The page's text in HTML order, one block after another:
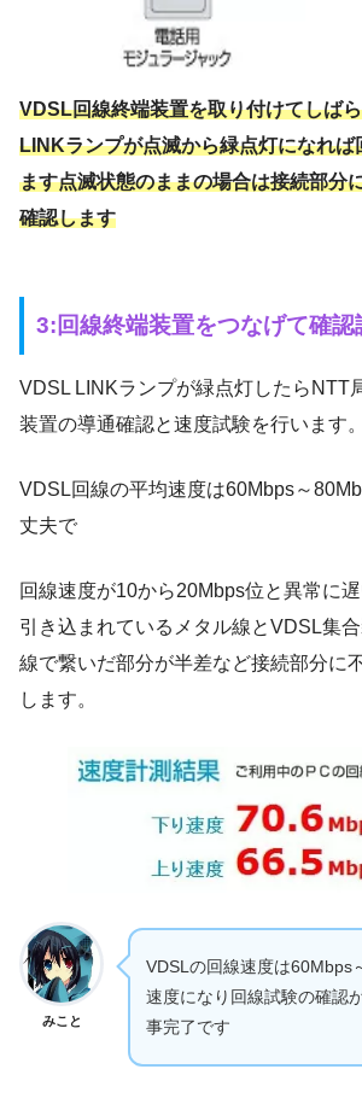
VDSL回線終端装置を取り付けてしば
LINKランプが点滅から緑点灯になれば
ます点滅状態のままの場合は接続部分
確認します
3:回線終端装置をつなげて確認
VDSL LINKランプが緑点灯したらNTT
装置の導通確認と速度試験を行います。
VDSL回線の平均速度は60Mbps～
丈夫で
回線速度が10から20Mbps位と異常に
引き込まれているメタル線とVDSL集
線で繋いだ部分が半差など接続部分に
します。
みこと
VDSLの回線速度は60Mbps
速度になり回線試験の確認
事完了です